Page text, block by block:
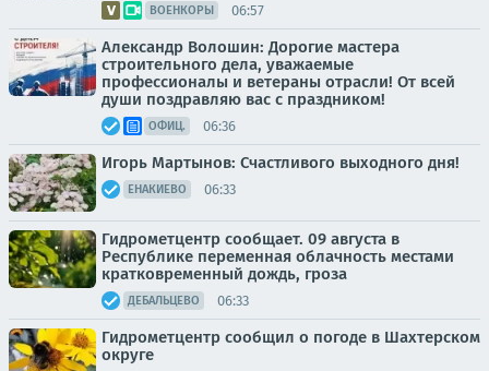
ВОЕНКОРЫ 06:57
Александр Волошин: Дорогие мастера
строительного дела, уважаемые
профессионалы и ветераны отрасли! От всей
души поздравляю вас с праздником!
ОФИЦ. 06:36
Игорь Мартынов: Счастливого выходного дня!
ЕНАКИЕВО 06:33
Гидрометцентр сообщает. 09 августа в
Республике переменная облачность местами
кратковременный дождь, гроза
ДЕБАЛЬЦЕВО 06:33
Гидрометцентр сообщил о погоде в Шахтерском
округе